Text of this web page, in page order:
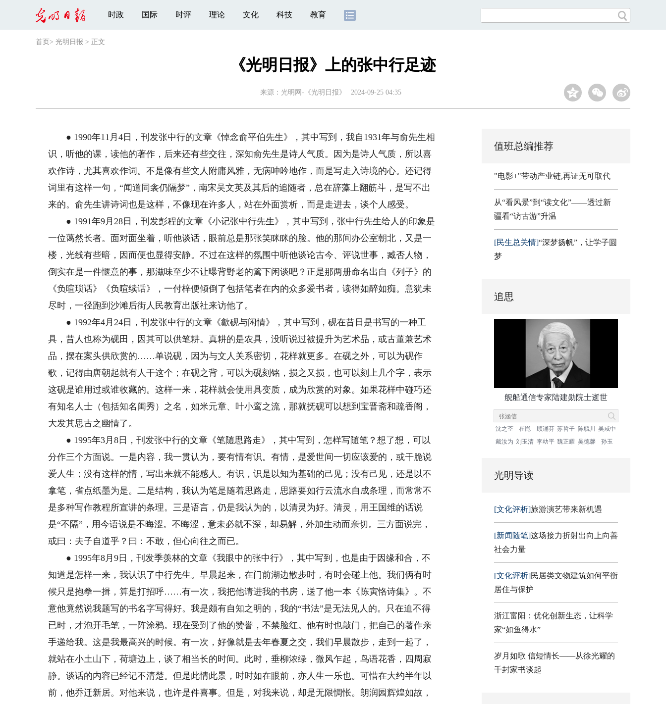
时政 国际 时评 理论 文化 科技 教育
首页 > 光明日报 > 正文
《光明日报》上的张中行足迹
来源： 光明网-《光明日报》 2024-09-25 04:35
● 1990年11月4日，刊发张中行的文章《悼念俞平伯先生》，其中写到，我自1931年与俞先生相
识，听他的课，读他的著作，后来还有些交往，深知俞先生是诗人气质。因为是诗人气质，所以喜
欢作诗，尤其喜欢作词。不是像有些文人附庸风雅，无病呻吟地作，而是写走入诗境的心。还记得
词里有这样一句，“闻道同衾仍隔梦”，南宋吴文英及其后的追随者，总在辞藻上翻筋斗，是写不出
来的。俞先生讲诗词也是这样，不像现在许多人，站在外面赏析，而是走进去，谈个人感受。
● 1991年9月28日，刊发彭程的文章《小记张中行先生》，其中写到，张中行先生给人的印象是
一位蔼然长者。面对面坐着，听他谈话，眼前总是那张笑眯眯的脸。他的那间办公室朝北，又是一
楼，光线有些暗，因而便也显得安静。不过在这样的氛围中听他谈论古今、评说世事，臧否人物，
倒实在是一件惬意的事，那滋味至少不让曝背野老的篱下闲谈吧？正是那两册命名出自《列子》的
《负暄琐话》《负暄续话》，一付梓便倾倒了包括笔者在内的众多爱书者，读得如醉如痴。意犹未
尽时，一径跑到沙滩后街人民教育出版社来访他了。
● 1992年4月24日，刊发张中行的文章《歙砚与闲情》，其中写到，砚在昔日是书写的一种工
具，昔人也称为砚田，因其可以供笔耕。真耕的是农具，没听说过被提升为艺术品，或古董兼艺术
品，摆在案头供欣赏的……单说砚，因为与文人关系密切，花样就更多。在砚之外，可以为砚作
歌，记得由唐朝起就有人干这个；在砚之背，可以为砚刻铭，损之又损，也可以刻上几个字，表示
这砚是谁用过或谁收藏的。这样一来，花样就会使用具变质，成为欣赏的对象。如果花样中碰巧还
有知名人士（包括知名闺秀）之名，如米元章、叶小鸾之流，那就抚砚可以想到宝晋斋和疏香阁，
大发其思古之幽情了。
● 1995年3月8日，刊发张中行的文章《笔随思路走》，其中写到，怎样写随笔？想了想，可以
分作三个方面说。一是内容，我一贯认为，要有情有识。有情，是爱世间一切应该爱的，或干脆说
爱人生；没有这样的情，写出来就不能感人。有识，识是以知为基础的己见；没有己见，还是以不
拿笔，省点纸墨为是。二是结构，我认为笔是随着思路走，思路要如行云流水自成条理，而常常不
是多种写作教程所宣讲的条理。三是语言，仍是我认为的，以清灵为好。清灵，用王国维的话说
是“不隔”，用今语说是不晦涩。不晦涩，意未必就不深，却易解，外加生动而亲切。三方面说完，
或曰：夫子自道乎？曰：不敢，但心向往之而已。
● 1995年8月9日，刊发季羡林的文章《我眼中的张中行》，其中写到，也是由于因缘和合，不
知道是怎样一来，我认识了中行先生。早晨起来，在门前湖边散步时，有时会碰上他。我们俩有时
候只是抱拳一揖，算是打招呼……有一次，我把他请进我的书房，送了他一本《陈寅恪诗集》。不
意他竟然说我题写的书名字写得好。我是颇有自知之明的，我的“书法”是无法见人的。只在迫不得
已时，才泡开毛笔，一阵涂鸦。现在受到了他的赞誉，不禁脸红。他有时也敲门，把自己的著作亲
手递给我。这是我最高兴的时候。有一次，好像就是去年春夏之交，我们早晨散步，走到一起了，
就站在小土山下，荷塘边上，谈了相当长的时间。此时，垂柳浓绿，微风乍起，鸟语花香，四周寂
静。谈话的内容已经记不清楚。但是此情此景，时时如在眼前，亦人生一乐也。可惜在大约半年以
前，他乔迁新居。对他来说，也许是件喜事。但是，对我来说，却是无限惆怅。朗润园辉煌如故，
值班总编推荐
"电影+"带动产业链,再证无可取代
从“看风景”到“读文化”——透过新
疆看“访古游”升温
[民生总关情]“深梦扬帆”，让学子圆
梦
追思
舰船通信专家陆建勋院士逝世
沈之荃 崔崑 顾诵芬 苏哲子 陈毓川
吴咸中
戴汝为 刘玉清 李幼平 魏正耀 吴德馨 孙玉
光明导读
[文化评析]旅游演艺带来新机遇
[新闻随笔]这场接力折射出向上向善
社会力量
[文化评析]民居类文物建筑如何平衡
居住与保护
浙江富阳：优化创新生态，让科学
家“如鱼得水”
岁月如歌 信短情长——从徐光耀的
千封家书谈起